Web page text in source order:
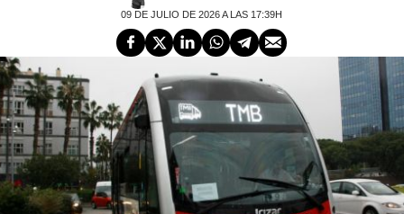
09 DE JULIO DE 2026 A LAS 17:39H